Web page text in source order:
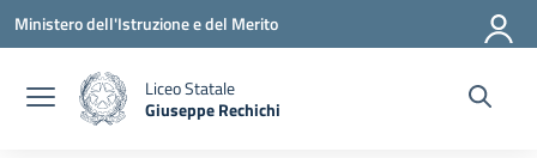
Vai ai contenuti
Vai al menu di navigazione
Vai al footer
Ministero dell'Istruzione e del Merito
Liceo Statale
Giuseppe Rechichi